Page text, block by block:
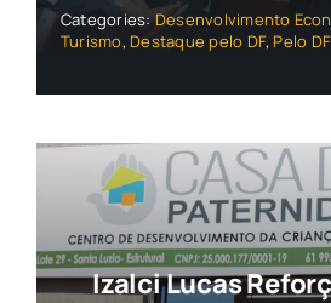
Categories: Desenvolvimento
Turismo, Destaque pelo DF, Pelo DF
Izalci Lucas